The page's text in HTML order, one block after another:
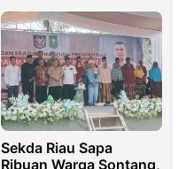
Sekda Riau Sapa
Ribuan Warga Sontang,